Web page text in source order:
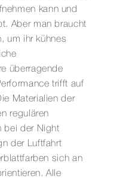
kann und
Aber man braucht
um ihr kühnes
überragende
trifft auf
Materialien der
regulären
bei der Night
der Luftfahrt
sich an
Alle